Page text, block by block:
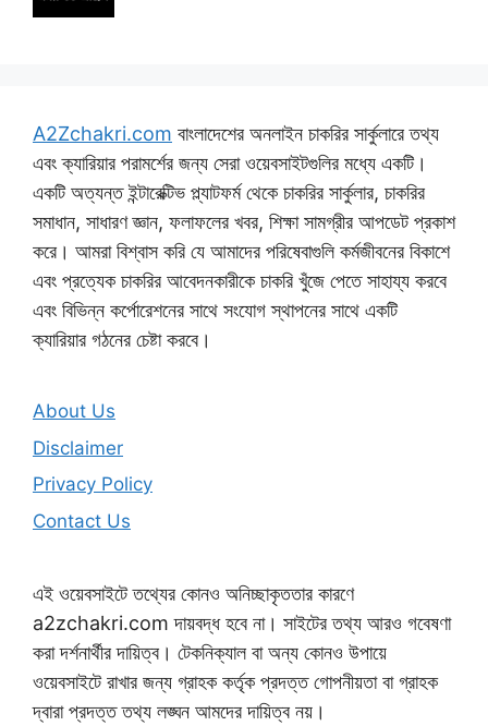
A2Zchakri.com বাংলাদেশের অনলাইন চাকরির সার্কুলারে তথ্য
এবং ক্যারিয়ার পরামর্শের জন্য সেরা ওয়েবসাইটগুলির মধ্যে একটি।
একটি অত্যন্ত ইন্টারেক্টিভ প্ল্যাটফর্ম থেকে চাকরির সার্কুলার, চাকরির
সমাধান, সাধারণ জ্ঞান, ফলাফলের খবর, শিক্ষা সামগ্রীর আপডেট প্রকাশ
করে। আমরা বিশ্বাস করি যে আমাদের পরিষেবাগুলি কর্মজীবনের বিকাশে
এবং প্রত্যেক চাকরির আবেদনকারীকে চাকরি খুঁজে পেতে সাহায্য করবে
এবং বিভিন্ন কর্পোরেশনের সাথে সংযোগ স্থাপনের সাথে একটি
ক্যারিয়ার গঠনের চেষ্টা করবে।
About Us
Disclaimer
Privacy Policy
Contact Us
এই ওয়েবসাইটে তথ্যের কোনও অনিচ্ছাকৃততার কারণে
a2zchakri.com দায়বদ্ধ হবে না। সাইটের তথ্য আরও গবেষণা
করা দর্শনার্থীর দায়িত্ব। টেকনিক্যাল বা অন্য কোনও উপায়ে
ওয়েবসাইটে রাখার জন্য গ্রাহক কর্তৃক প্রদত্ত গোপনীয়তা বা গ্রাহক
দ্বারা প্রদত্ত তথ্য লঙ্ঘন আমদের দায়িত্ব নয়।